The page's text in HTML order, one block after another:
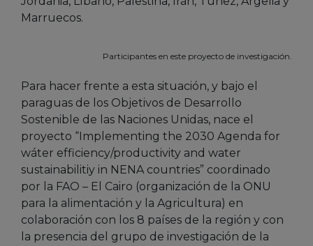
Marruecos.
Participantes en este proyecto de investigación.
Para hacer frente a esta situación, y bajo el
paraguas de los Objetivos de Desarrollo
Sostenible de las Naciones Unidas, nace el
proyecto “Implementing the 2030 Agenda for
wáter efficiency/productivity and water
sustainabilitiy in NENA countries” coordinado
por la FAO – El Cairo (organización de la ONU
para la alimentación y la Agricultura) en
colaboración con los 8 países de la región y con
la presencia del grupo de investigación de la